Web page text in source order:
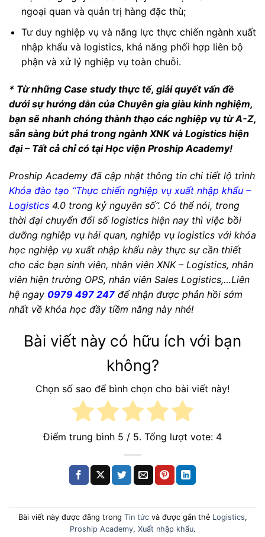
ngoại quan và quản trị hàng đặc thù;
Tư duy nghiệp vụ và năng lực thực chiến ngành xuất
nhập khẩu và logistics, khả năng phối hợp liên bộ
phận và xử lý nghiệp vụ toàn chuỗi.
* Từ những Case study thực tế, giải quyết vấn đề
dưới sự hướng dẫn của Chuyên gia giàu kinh nghiệm,
bạn sẽ nhanh chóng thành thạo các nghiệp vụ từ A-Z,
sẵn sàng bứt phá trong ngành XNK và Logistics hiện
đại – Tất cả chỉ có tại Học viện Proship Academy!
Proship Academy đã cập nhật thông tin chi tiết lộ trình
Khóa đào tạo “Thực chiến nghiệp vụ xuất nhập khẩu –
Logistics 4.0 trong kỷ nguyên số”. Có thể nói, trong
thời đại chuyển đổi số logistics hiện nay thì việc bồi
dưỡng nghiệp vụ hải quan, nghiệp vụ logistics với khóa
học nghiệp vụ xuất nhập khẩu này thực sự cần thiết
cho các bạn sinh viên, nhân viên XNK – Logistics, nhân
viên hiện trường OPS, nhân viên Sales Logistics,…Liên
hệ ngay 0979 497 247 để nhận được phản hồi sớm
nhất về khóa học đầy tiềm năng này nhé!
Bài viết này có hữu ích với bạn
không?
Chọn số sao để bình chọn cho bài viết này!
Điểm trung bình 5 / 5. Tổng lượt vote: 4
Bài viết này được đăng trong Tin tứcvà được gắn thẻ Logistics,
Proship Academy, Xuất nhập khẩu.